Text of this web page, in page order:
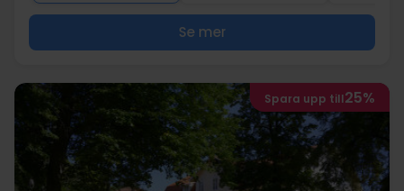
Se mer
Spara upp till25%